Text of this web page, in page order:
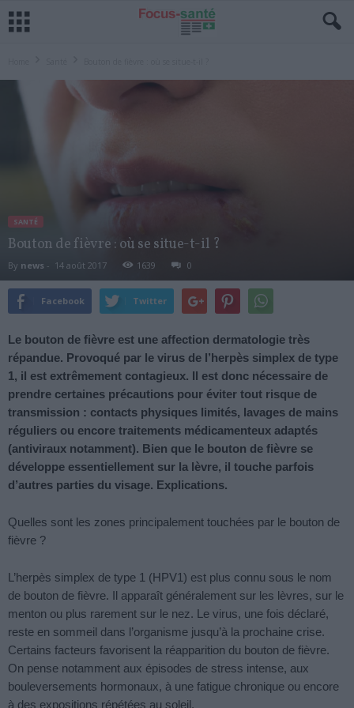
SANTÉ
Bouton de fièvre : où se situe-t-il ?
By news - 14 août 2017 1639 0
Facebook Twitter
Le bouton de fièvre est une affection dermatologie très
répandue. Provoqué par le virus de l’herpès simplex de type
1, il est extrêmement contagieux. Il est donc nécessaire de
prendre certaines précautions pour éviter tout risque de
transmission : contacts physiques limités, lavages de mains
réguliers ou encore traitements médicamenteux adaptés
(antiviraux notamment). Bien que le bouton de fièvre se
développe essentiellement sur la lèvre, il touche parfois
d’autres parties du visage. Explications.
Quelles sont les zones principalement touchées par le bouton de
fièvre ?
L’herpès simplex de type 1 (HPV1) est plus connu sous le nom
de bouton de fièvre. Il apparaît généralement sur les lèvres, sur le
menton ou plus rarement sur le nez. Le virus, une fois déclaré,
reste en sommeil dans l’organisme jusqu’à la prochaine crise.
Certains facteurs favorisent la réapparition du bouton de fièvre.
On pense notamment aux épisodes de stress intense, aux
bouleversements hormonaux, à une fatigue chronique ou encore
à des expositions répétées au soleil.